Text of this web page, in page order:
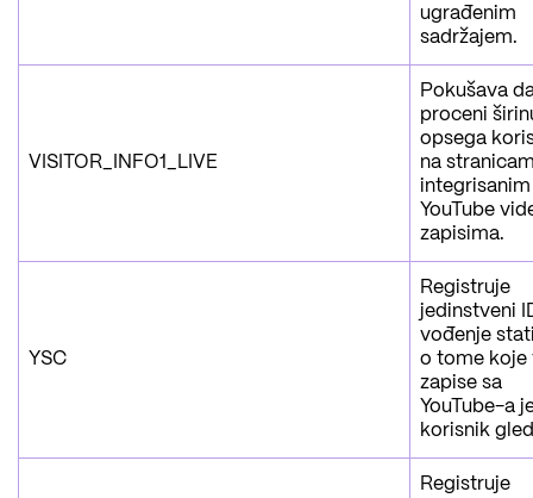
ugrađenim
sadržajem.
VISITOR_INFO1_LIVE
Pokušava
proceni
opsega
na
integrisanim
YouTube
zapisima.
YSC
Registruje
jedinstveni
vođenje
o tome koje
zapise sa
YouTube-a
korisnik
Registruje